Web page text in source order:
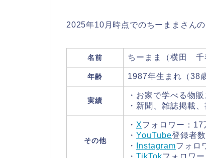
2025年10月時点でのちーままさん
名前 ちーまま（横田 千
年齢 1987年生まれ（38
実績
・お家で学べる物
・新聞、雑誌掲載
その他
・ Xフォロワー：17
・ YouTube登録者
・
Instagramフォロ